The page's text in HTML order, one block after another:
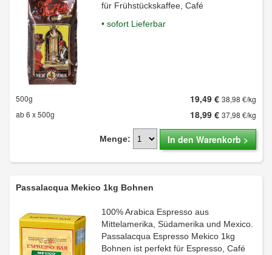
für Frühstückskaffee, Café
• sofort Lieferbar
500g 19,49 € 38,98 €/kg
ab 6 x 500g
18,99 € 37,98 €/kg
Menge: In den Warenkorb >
Passalacqua Mekico 1kg Bohnen
100% Arabica Espresso aus
Mittelamerika, Südamerika und Mexico.
Passalacqua Espresso Mekico 1kg
Bohnen ist perfekt für Espresso, Café